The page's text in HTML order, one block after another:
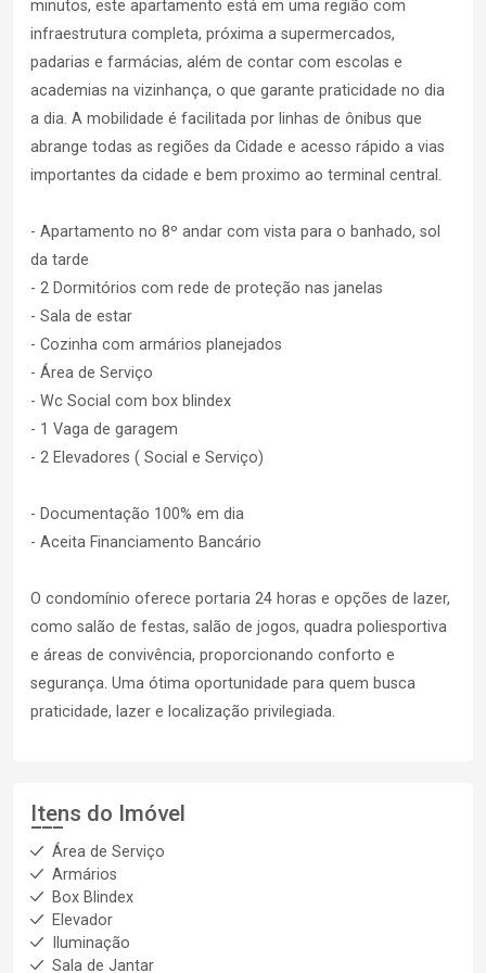
minutos, este apartamento está em uma região com
infraestrutura completa, próxima a supermercados,
padarias e farmácias, além de contar com escolas e
academias na vizinhança, o que garante praticidade no dia
a dia. A mobilidade é facilitada por linhas de ônibus que
abrange todas as regiões da Cidade e acesso rápido a vias
importantes da cidade e bem proximo ao terminal central.
- Apartamento no 8º andar com vista para o banhado, sol
da tarde
- 2 Dormitórios com rede de proteção nas janelas
- Sala de estar
- Cozinha com armários planejados
- Área de Serviço
- Wc Social com box blindex
- 1 Vaga de garagem
- 2 Elevadores ( Social e Serviço)
- Documentação 100% em dia
- Aceita Financiamento Bancário
O condomínio oferece portaria 24 horas e opções de lazer,
como salão de festas, salão de jogos, quadra poliesportiva
e áreas de convivência, proporcionando conforto e
segurança. Uma ótima oportunidade para quem busca
praticidade, lazer e localização privilegiada.
Itens do Imóvel
Área de Serviço
Armários
Box Blindex
Elevador
Iluminação
Sala de Jantar